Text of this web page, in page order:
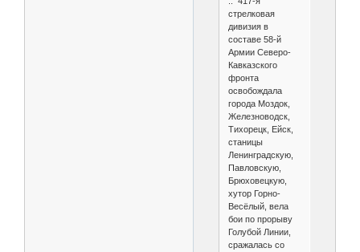
стрелковая
дивизия в
составе 58-й
Армии Северо-
Кавказского
фронта
освобождала
города Моздок,
Железноводск,
Тихорецк, Ейск,
станицы
Ленинградскую,
Павловскую,
Брюховецкую,
хутор Горно-
Весёлый, вела
бои по прорыву
Голубой Линии,
сражалась со